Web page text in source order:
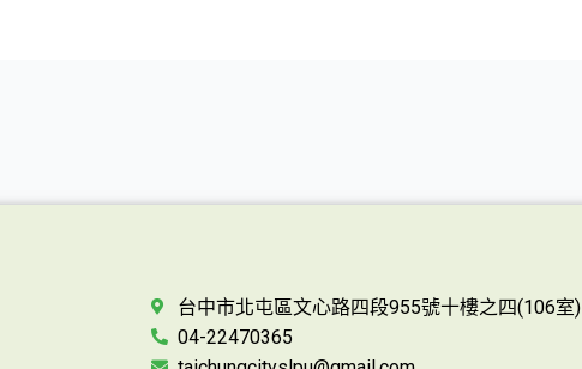
台中市北屯區文心路四段955號十樓之四(106室)
04-22470365